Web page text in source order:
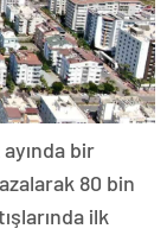
bir
80 bin
ilk